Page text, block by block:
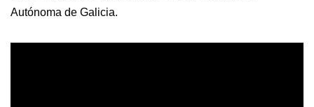
Autónoma de Galicia.